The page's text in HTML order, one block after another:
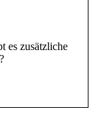
es zusätzliche